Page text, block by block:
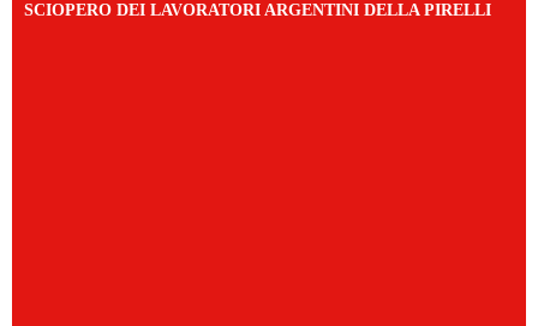
SCIOPERO DEI LAVORATORI ARGENTINI DELLA PIRELLI